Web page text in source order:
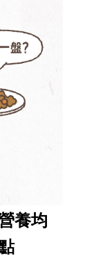
養均